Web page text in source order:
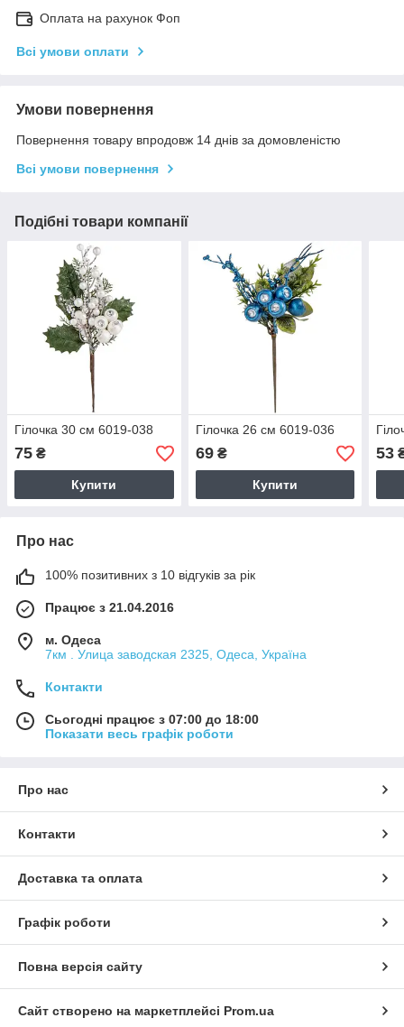
Оплата на рахунок Фоп
Всі умови оплати
Умови повернення
Повернення товару впродовж 14 днів за домовленістю
Всі умови повернення
Подібні товари компанії
Гілочка 30 см 6019-038
75 ₴
Купити
Гілочка 26 см 6019-036
69₴
Купити
53
Про нас
100% позитивних з 10 відгуків за рік
Працює з 21.04.2016
м. Одеса
7км . Улица заводская 2325, Одеса, Україна
Контакти
Сьогодні працює з 07:00 до 18:00
Показати весь графік роботи
Про нас
Контакти
Доставка та оплата
Графік роботи
Повна версія сайту
Сайт створено на маркетплейсі Prom.ua